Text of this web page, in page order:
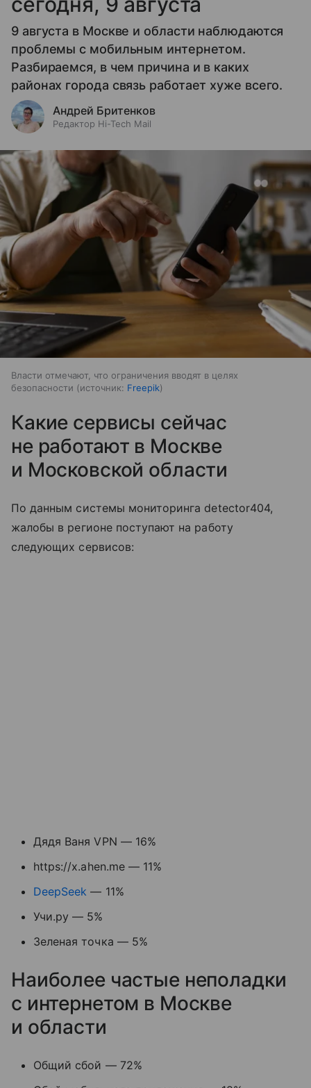
9 августа в Москве и области наблюдаются
проблемы с мобильным интернетом.
Разбираемся, в чем причина и в каких
районах города связь работает хуже всего.
Андрей Бритенков
Редактор Hi-Tech Mail
Власти отмечают, что ограничения вводят в целях
безопасности
источник: Freepik
Какие сервисы сейчас
не работают в Москве
и Московской области
По данным системы мониторинга detector404,
жалобы в регионе поступают на работу
следующих сервисов:
Дядя Ваня VPN — 16%
https://x.ahen.me — 11%
DeepSeek — 11%
Учи.ру — 5%
Зеленая точка — 5%
Наиболее частые неполадки
с интернетом в Москве
и области
Общий сбой — 72%